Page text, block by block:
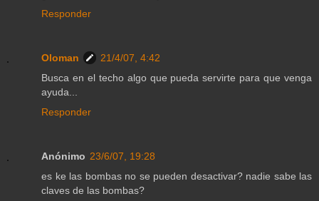
Responder
Oloman
21/4/07, 4:42
Busca en el techo algo que pueda servirte para que venga
ayuda...
Responder
Anónimo 23/6/07, 19:28
es ke las bombas no se pueden desactivar? nadie sabe las
claves de las bombas?